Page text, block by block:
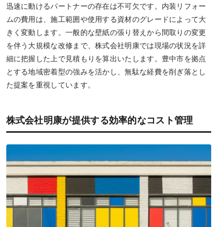
迅速に動けるパートナーの存在は不可欠です。内装リフォー
ムの費用は、施工範囲や使用する資材のグレードによって大
きく変動します。一般的な壁紙の張り替えから間取りの変更
を伴う大規模な改修まで、株式会社明康では現場の状況を詳
細に把握した上で見積もりを算出いたします。豊中市を拠点
とする地域密着型の強みを活かし、無駄な経費を削ぎ落とし
た提案を重視しています。
株式会社明康が提供する効率的なコスト管理